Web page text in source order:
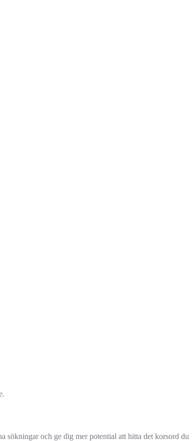
sökningar och ge dig mer potential att hitta det korsord du